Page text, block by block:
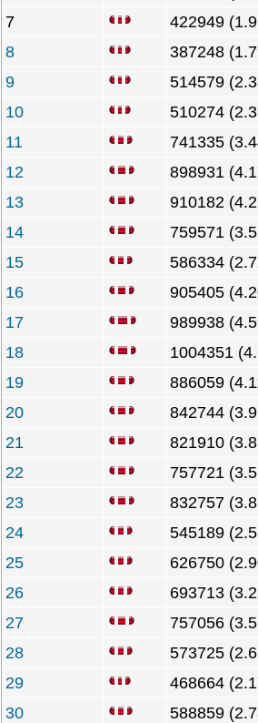
7
422949
8
387248
9
514579
10
510274
11
741335
12
898931
13
910182
14
759571
15
586334
16
905405
17
989938
18
1004351
19
886059
20
842744
21
821910
22
757721
23
832757
24
545189
25
626750
26
693713
27
757056
28
573725
29
468664
30
588859